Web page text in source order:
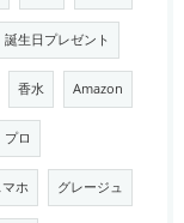
誕生日プレゼント
香水 Amazon
プロ
マホ グレージュ